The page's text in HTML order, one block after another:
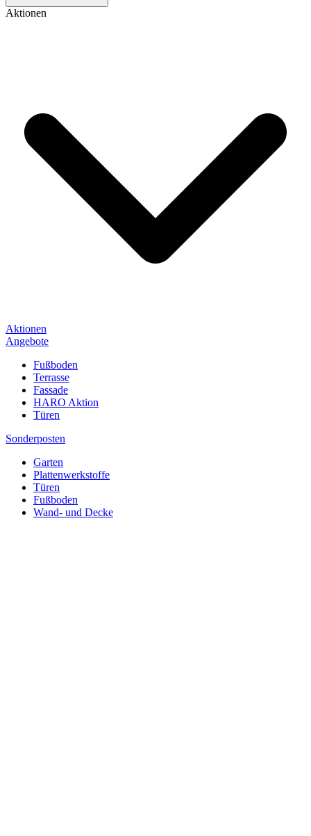
Aktionen
Aktionen
Angebote
Fußboden
Terrasse
Fassade
HARO Aktion
Türen
Sonderposten
Garten
Plattenwerkstoffe
Türen
Fußboden
Wand- und Decke